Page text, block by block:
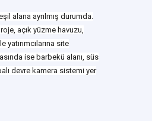
alana ayrılmış durumda.
açık yüzme havuzu,
site
ise barbekü alanı, süs
devre kamera sistemi yer